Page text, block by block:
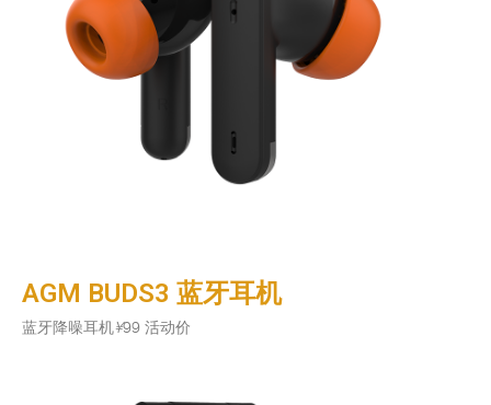
AGM BUDS3 蓝牙耳机
蓝牙降噪耳机¥99 活动价